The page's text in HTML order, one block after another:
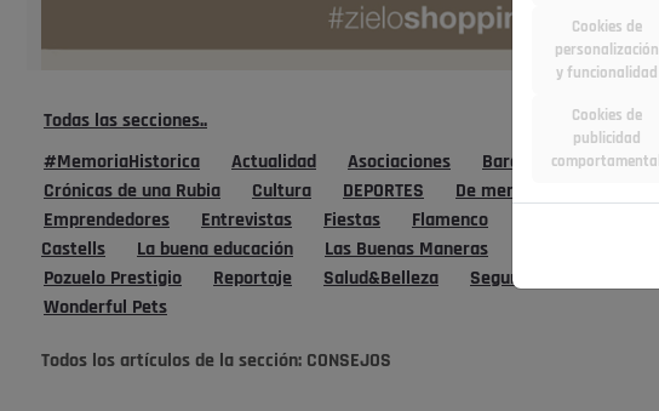
Todas las secciones..
#MemoriaHistorica Actualidad Asociaciones Bares, qué lugares
Crónicas de una Rubia
Cultura DEPORTES De mente
Emprendedores
Entrevistas Fiestas Flamenco
Castells
La buena educación Las Buenas Maneras
Pozuelo Prestigio
Reportaje Salud&Belleza Segundos Fuera
Wonderful Pets
Todos los artículos de la sección: CONSEJOS
Cookies de
personalización
y funcionalidad
Cookies de
publicidad
comportamental